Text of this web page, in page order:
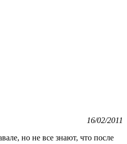
16/02/2011
но не все знают, что после